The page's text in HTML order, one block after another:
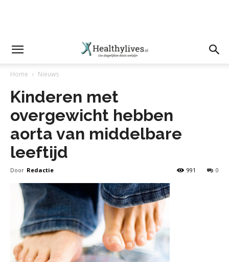
Home Nieuws
Kinderen met
overgewicht hebben
aorta van middelbare
leeftijd
Door Redactie 0
991